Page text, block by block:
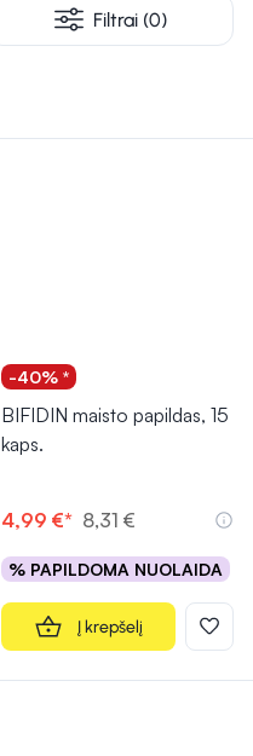
Filtrai (0)
-40% *
BIFIDIN maisto papildas, 15
kaps.
4,99 €* 8,31 €
% PAPILDOMA NUOLAIDA
Į krepšelį